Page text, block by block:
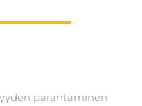
parantaminen